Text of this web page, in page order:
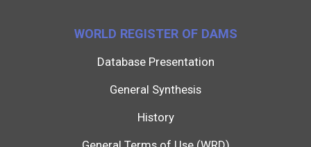
WORLD REGISTER OF DAMS
Database Presentation
General Synthesis
History